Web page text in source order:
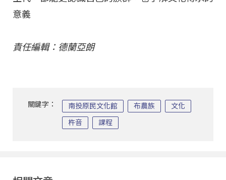
意義
責任編輯：德蘭亞朗
關鍵字： 南投原民文化館 布農族 文化
杵音 課程